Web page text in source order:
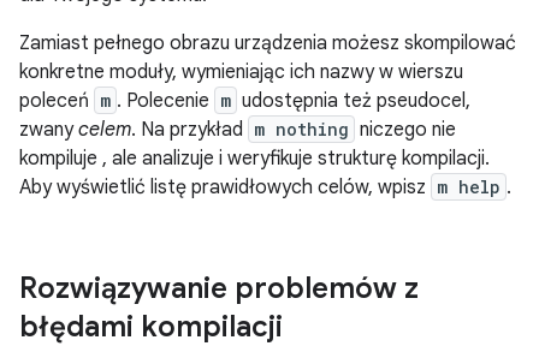
Zamiast pełnego obrazu urządzenia możesz skompilować
konkretne moduły, wymieniając ich nazwy w wierszu
poleceń m . Polecenie m udostępnia też pseudocel,
zwanycelem. Na przykład m nothing niczego nie
kompiluje , ale analizuje i weryfikuje strukturę kompilacji.
Aby wyświetlić listę prawidłowych celów, wpisz m help .
Rozwiązywanie problemów z
błędami kompilacji